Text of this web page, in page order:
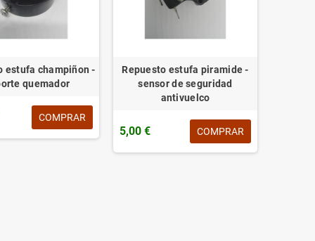
estufa champiñon -
quemador
COMPRAR
Repuesto estufa piramide -
sensor de seguridad
antivuelco
5,00 € COMPRAR